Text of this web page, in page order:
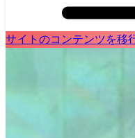
サイトのコンテンツを移